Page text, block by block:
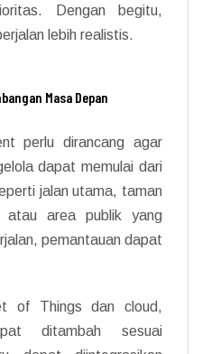
Dengan begitu,
lebih realistis.
Masa Depan
perlu dirancang agar
dapat memulai dari
jalan utama, taman
atau area publik yang
pemantauan dapat
of Things dan cloud,
ditambah sesuai